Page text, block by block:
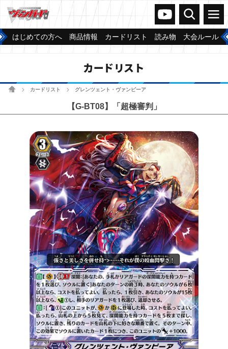
ヴァンガードch
検索 メニュー
はじめての方へ 商品情報 カードリスト 読み物 大会ルール
カードリスト
ホームカードリスト グレンツェント・ヴァンピーア
【G-BT08】「超極審判」